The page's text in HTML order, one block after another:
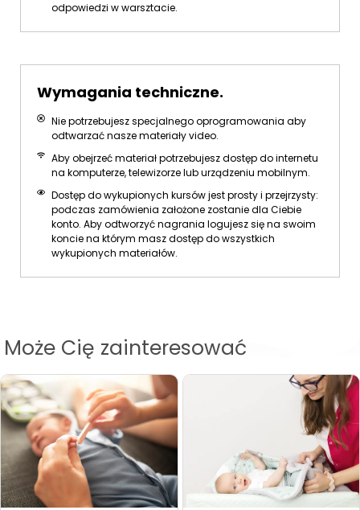
odpowiedzi w warsztacie.
Wymagania techniczne.
Nie potrzebujesz specjalnego oprogramowania aby
odtwarzać nasze materiały video.
Aby obejrzeć materiał potrzebujesz dostęp do internetu
na komputerze, telewizorze lub urządzeniu mobilnym.
Dostęp do wykupionych kursów jest prosty i przejrzysty:
podczas zamówienia założone zostanie dla Ciebie
konto. Aby odtworzyć nagrania logujesz się na swoim
koncie na którym masz dostęp do wszystkich
wykupionych materiałów.
Może Cię zainteresować